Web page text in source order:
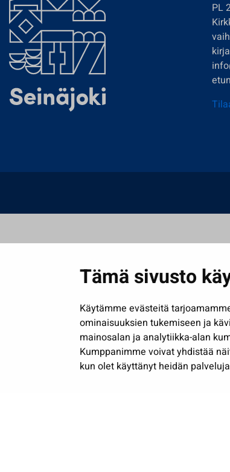
Tämä sivusto
Käytämme evästeitä
ominaisuuksien tukemiseen ja
mainosalan ja analytiikka-alan
Kumppanimme voivat yhdistää
kun olet käyttänyt heidän
PL